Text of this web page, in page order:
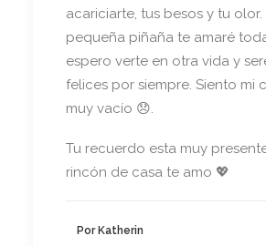
acariciarte, tus besos y tu olor.
pequeña piñaña te amaré
espero verte en otra vida y
felices por siempre. Siento mi
muy vacío 😞.
Tu recuerdo esta muy
rincón de casa te amo 💖
Por Katherin